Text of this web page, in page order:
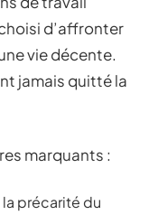
d’affronter
vie décente.
jamais quitté la
marquants :
précarité du